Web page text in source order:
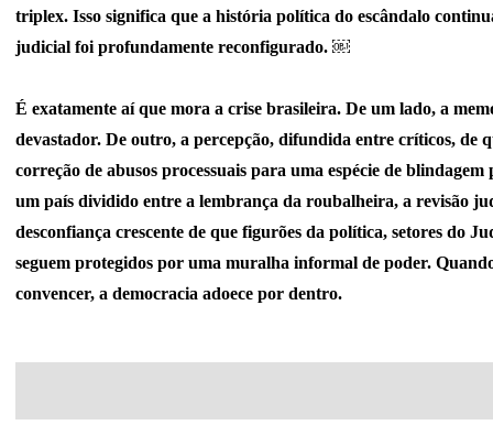
triplex. Isso significa que a história política do escândalo
judicial foi profundamente reconfigurado. ￼
É exatamente aí que mora a crise brasileira. De um lado, a
devastador. De outro, a percepção, difundida entre críticos, de
correção de abusos processuais para uma espécie de
um país dividido entre a lembrança da roubalheira, a revisão
desconfiança crescente de que figurões da política, setores do
seguem protegidos por uma muralha informal de poder.
convencer, a democracia adoece por dentro.